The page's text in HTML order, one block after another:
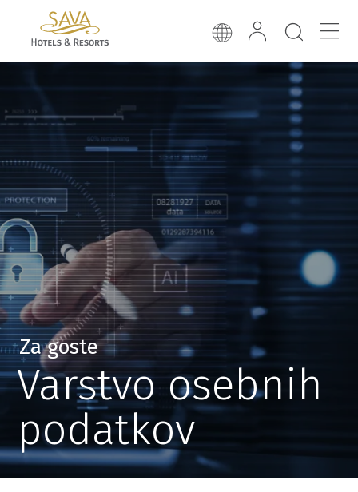
Za goste
Varstvo osebnih
podatkov